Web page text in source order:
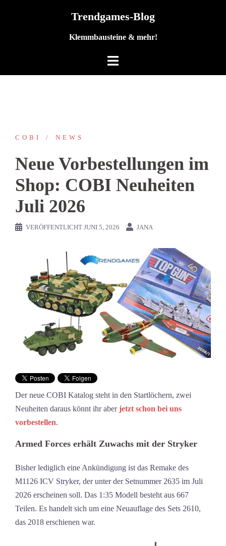
Trendgames-Blog
Klemmbausteine & mehr!
COBI NEWS
Neue Vorbestellungen im
Shop: COBI Neuheiten
Juli 2026
VERÖFFENTLICHT JUNI 5, 2026 JANA
Der neue COBI Katalog steht in den Startlöchern, zwei
Neuheiten daraus könnt ihr aberjetzt schon bei uns
vorbestellen.
Armed Forces erhält Zuwachs mit der Stryker
Bisher lediglich eine Ankündigung ist das Remake des
M1126 ICV Stryker, der unter der Setnummer 2635 im Juli
2026 erscheinen soll. Das 1:35 Modell besteht aus 667
Teilen. Es handelt sich um eine Neuauflage des Sets 2610,
das 2018 erschienen war.